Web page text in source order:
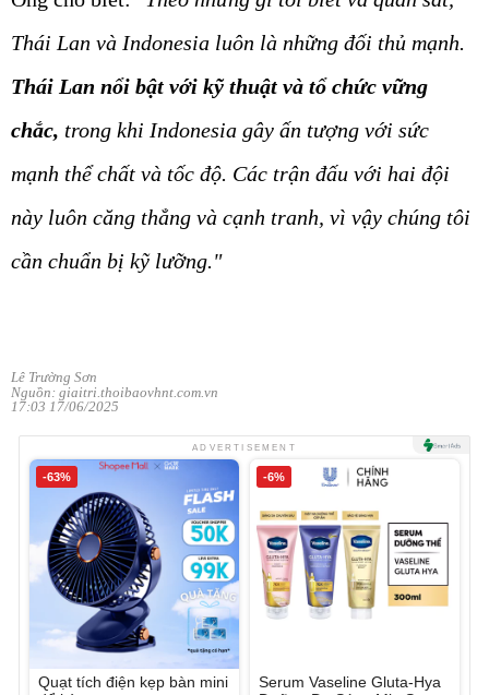
Thái Lan và Indonesia luôn là những đối thủ mạnh.
Thái Lan nổi bật với kỹ thuật và tổ chức vững
chắc, trong khi Indonesia gây ấn tượng với sức
mạnh thể chất và tốc độ. Các trận đấu với hai đội
này luôn căng thẳng và cạnh tranh, vì vậy chúng tôi
cần chuẩn bị kỹ lưỡng."
Lê Trường Sơn
Nguồn: giaitri.thoibaovhnt.com.vn
17:03 17/06/2025
ADVERTISEMENT
-63%
Quạt tích điện kẹp bàn mini
-6%
Serum Vaseline Gluta-Hya